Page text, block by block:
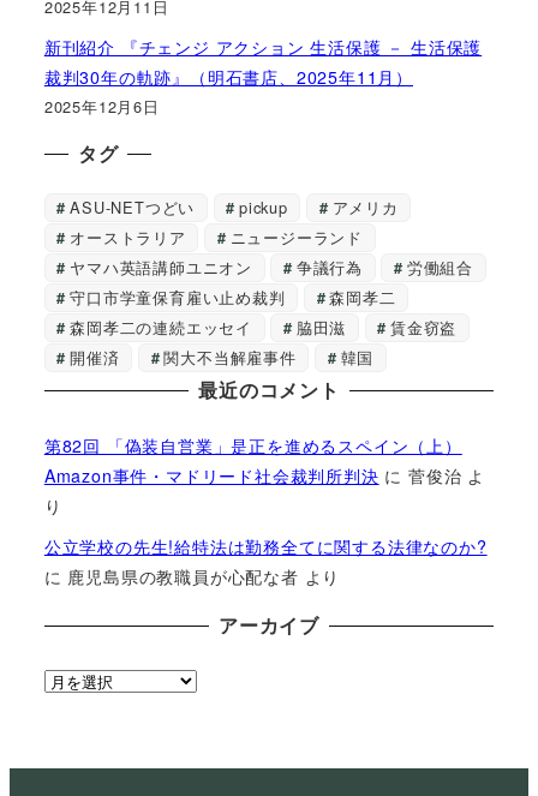
2025年12月11日
新刊紹介 『チェンジ アクション 生活保護 － 生活保護
裁判30年の軌跡』（明石書店、2025年11月）
2025年12月6日
タグ
ASU-NETつどい pickup
アメリカ
オーストラリア
ニュージーランド
ヤマハ英語講師ユニオン
争議行為
労働組合
守口市学童保育雇い止め裁判
森岡孝二
森岡孝二の連続エッセイ
脇田滋
賃金窃盗
開催済
関大不当解雇事件 韓国
最近のコメント
第82回 「偽装自営業」是正を進めるスペイン（上）
Amazon事件・マドリード社会裁判所判決 に菅俊治 よ
り
公立学校の先生!給特法は勤務全てに関する法律なのか?
に 鹿児島県の教職員が心配な者 より
アーカイブ
ア
イ